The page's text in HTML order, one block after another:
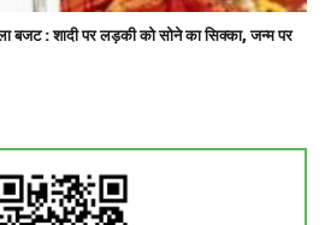
बजट : शादी पर लड़की को सोने का सिक्का, जन्म पर